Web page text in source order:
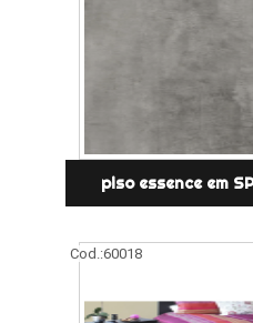
piso essence em
Cod.:60018